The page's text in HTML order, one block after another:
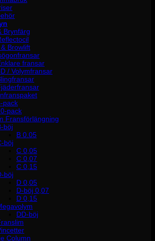
Brynfärg
Browlift
fransar
/ Volymfransar
pack
pack
Fransförlängning
böj
B 0.05
böj
C 0,05
C 0,07
C 0,15
böj
D 0,05
D-böj 0,07
D 0,15
DD-böj